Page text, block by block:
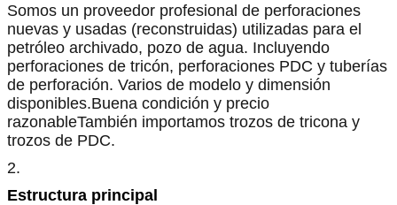
Somos un proveedor profesional de perforaciones
nuevas y usadas (reconstruidas) utilizadas para el
petróleo archivado, pozo de agua. Incluyendo
perforaciones de tricón, perforaciones PDC y tuberías
de perforación. Varios de modelo y dimensión
disponibles.Buena condición y precio
razonableTambién importamos trozos de tricona y
trozos de PDC.
2.
Estructura principal